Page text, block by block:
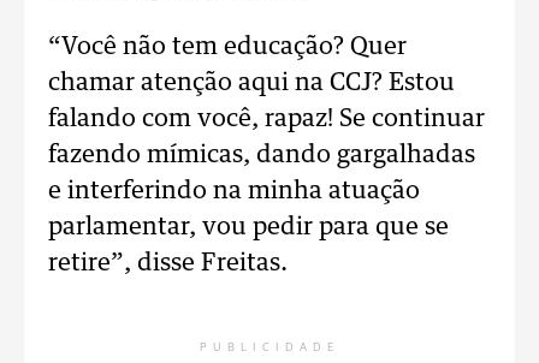
“Você não tem educação? Quer
chamar atenção aqui na CCJ? Estou
falando com você, rapaz! Se continuar
fazendo mímicas, dando gargalhadas
e interferindo na minha atuação
parlamentar, vou pedir para que se
retire”, disse Freitas.
PUBLICIDADE